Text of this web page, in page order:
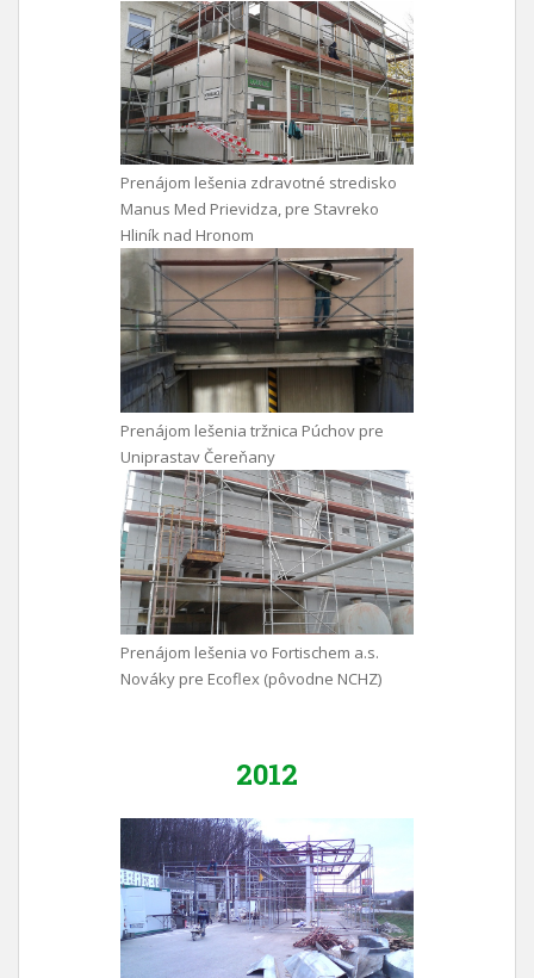
Prenájom lešenia zdravotné stredisko
Manus Med Prievidza, pre Stavreko
Hliník nad Hronom
Prenájom lešenia tržnica Púchov pre
Uniprastav Čereňany
Prenájom lešenia vo Fortischem a.s.
Nováky pre Ecoflex (pôvodne NCHZ)
2012